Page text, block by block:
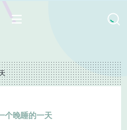
个晚睡的一天